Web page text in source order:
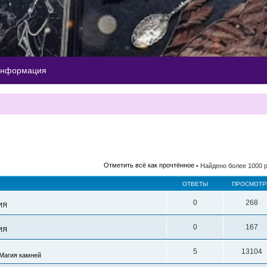
Отметить всё как прочтённое • Найдено более 1000
ОТВЕТЫ
0 268
0 167
камней 5 13104